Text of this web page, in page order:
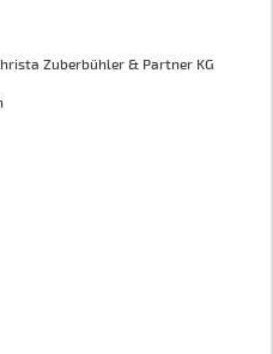
Zuberbühler & Partner KG